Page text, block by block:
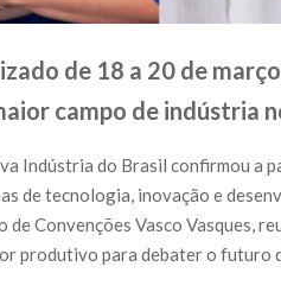
de 18 a 20 de
campo de indústria
Indústria do Brasil confirmou a
de tecnologia, inovação e
de Convenções Vasco Vasques,
produtivo para debater o futuro